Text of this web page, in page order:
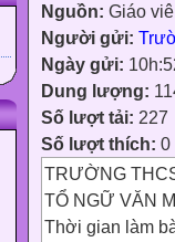
Nguồn: Giáo
Người gửi:
Ngày gửi:
Dung lượng:
Số lượt tải: 227
Số lượt thích: 0
TRƯỜNG
TỔ NGỮ VĂN
Thời gian làm